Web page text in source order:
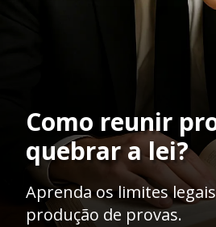
Como reunir
quebrar a lei?
Aprenda os limites
produção de provas.